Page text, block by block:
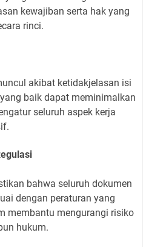
kewajiban serta hak yang
rinci.
akibat ketidakjelasan isi
baik dapat meminimalkan
seluruh aspek kerja
bahwa seluruh dokumen
dengan peraturan yang
membantu mengurangi risiko
hukum.